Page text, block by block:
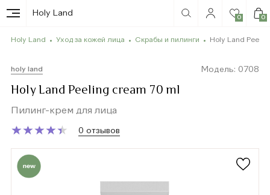
Holy Land
0 0
Holy Land Уход за кожей лица Скрабы и пилинги Holy Land
holy land Модель: 0708
Holy Land Peeling cream 70 ml
Пилинг-крем для лица
★
★★
★★
★★
★★
★ 0 отзывов